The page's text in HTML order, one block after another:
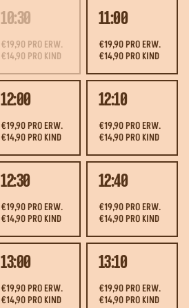
10:30
€19,90 PRO ERW.
€14,90 PRO KIND
11:00
€19,90 PRO ERW.
€14,90 PRO KIND
12:00
€19,90 PRO ERW.
€14,90 PRO KIND
12:10
€19,90 PRO ERW.
€14,90 PRO KIND
12:30
€19,90 PRO ERW.
€14,90 PRO KIND
12:40
€19,90 PRO ERW.
€14,90 PRO KIND
13:00
€19,90 PRO ERW.
€14,90 PRO KIND
13:10
€19,90 PRO ERW.
€14,90 PRO KIND